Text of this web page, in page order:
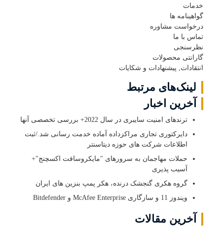
خدمات
گواهینامه ها
درخواست مشاوره
تماس با ما
نظرسنجی
گارانتی محصولات
انتقادات, پیشنهادات و شکایات
لینک‌های مرتبط
آخرین اخبار
ترندهای امنیت سایبری در سال 2022+ بررسی تخصصی آنها
دایرکتوری تجاری مراکزداده آماده خدمت رسانی شد./ثبت
اطلاعات شرکت های حوزه دیتاسنتر
حملات مهاجمان به سرورهای "مایکروسافت اکسچنج"+
آسیب پذیری
گروه هکری گنجشک درنده، هکر پمپ بنزین های ایران
ویندوز 11 و سازگاری McAfee Enterprise و Bitdefender
آخرین مقالات